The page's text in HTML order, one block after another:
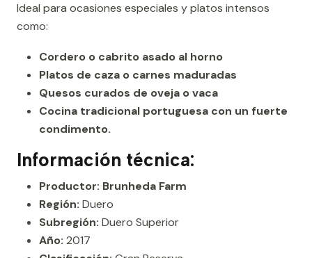
Ideal para ocasiones especiales y platos intensos
como:
Cordero o cabrito asado al horno
Platos de caza o carnes maduradas
Quesos curados de oveja o vaca
Cocina tradicional portuguesa con un fuerte
condimento.
Información técnica:
Productor: Brunheda Farm
Región: Duero
Subregión: Duero Superior
Año: 2017